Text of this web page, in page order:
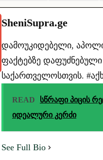
SheniSupra.ge
დამოუკიდებელი,
ფაქტებზე
საქართველოსთვის.
READ
სწრაფი პიცის
იდეალური კერძი
See Full Bio